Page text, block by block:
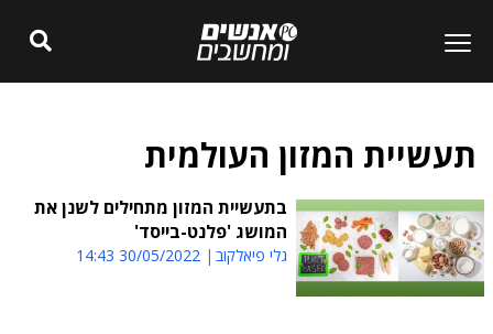
תעשיית המזון העולמית
בתעשיית המזון מתחילים לשנן את
המושג 'פלנט-בייסד'
גלי פיאלקוב 30/05/2022 14:43